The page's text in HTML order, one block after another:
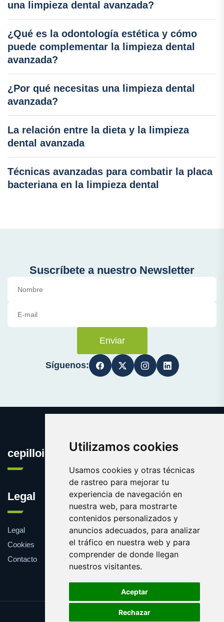
Utilizamos cookies
Usamos cookies y otras técnicas
de rastreo para mejorar tu
experiencia de navegación en
nuestra web, para mostrarte
contenidos personalizados y
anuncios adecuados, para analizar
el tráfico en nuestra web y para
comprender de donde llegan
nuestros visitantes.
Aceptar
Rechazar
una limpieza dental avanzada?
¿Qué es la odontología estética y cómo
puede complementar la limpieza dental
avanzada?
¿Por qué necesitas una limpieza dental
avanzada?
La relación entre la dieta y la limpieza
dental avanzada
Técnicas avanzadas para combatir la placa
bacteriana en la limpieza dental
Suscríbete a nuestro Newsletter
Enviar
Síguenos:
cepillointerdental.com
Legal
Legal
Cookies
Contacto
Update cookies preferences